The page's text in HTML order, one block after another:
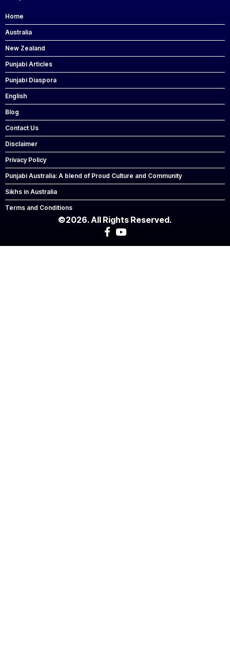
Home
Australia
New Zealand
Punjabi Articles
Punjabi Diaspora
English
Blog
Contact Us
Disclaimer
Privacy Policy
Punjabi Australia: A blend of Proud Culture and Community
Sikhs in Australia
Terms and Conditions
©2026. All Rights Reserved.